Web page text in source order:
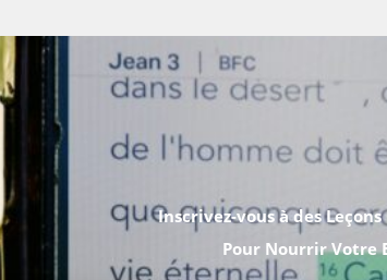
Inscrivez-vous à des
Pour Nourrir Votre